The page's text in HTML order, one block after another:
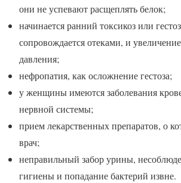
они не успевают расщеплять белок;
начинается ранний токсикоз или
сопровождается отеками, и
давления;
нефропатия, как осложнение гестоза;
у женщины имеются заболевания
нервной системы;
прием лекарственных препаратов, о
врач;
неправильный забор урины,
гигиены и попадание бактерий извне.